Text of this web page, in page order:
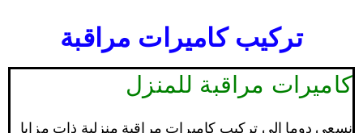
تركيب كاميرات مراقبة
كاميرات مراقبة للمنزل
نسعى دوما الى تركيب كاميرات مراقبة منزلية ذات مزايا